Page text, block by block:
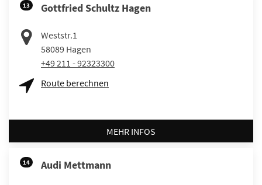
13 Gottfried Schultz Hagen
Weststr.1
58089 Hagen
+49 211 - 92323300
Route berechnen
MEHR INFOS
14 Audi Mettmann